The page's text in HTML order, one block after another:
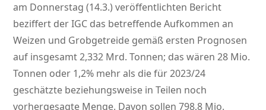
am Donnerstag (14.3.) veröffentlichten Bericht
beziffert der IGC das betreffende Aufkommen an
Weizen und Grobgetreide gemäß ersten Prognosen
auf insgesamt 2,332 Mrd. Tonnen; das wären 28 Mio.
Tonnen oder 1,2% mehr als die für 2023/24
geschätzte beziehungsweise in Teilen noch
vorhergesagte Menge. Davon sollen 798,8 Mio.